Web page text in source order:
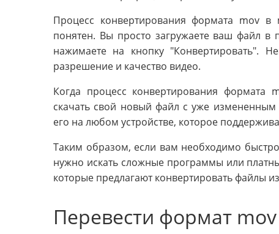
Процесс конвертирования формата mov
понятен. Вы просто загружаете ваш файл
нажимаете на кнопку "Конвертировать".
разрешение и качество видео.
Когда процесс конвертирования
скачать свой новый файл с уже
его на любом устройстве, которое
Таким образом, если вам необходимо
нужно искать сложные программы или
которые предлагают конвертировать файлы
Перевести формат